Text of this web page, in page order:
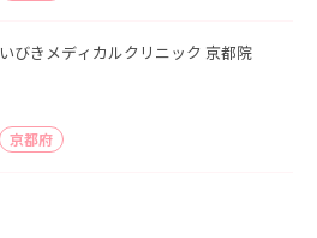
いびきメディカルクリニック 京都院
京都府